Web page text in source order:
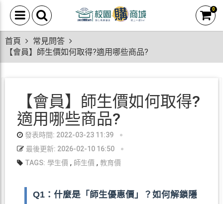
0
首頁
常見問答
【會員】師生價如何取得?適用哪些商品?
【會員】師生價如何取得?
適用哪些商品?
發表時間: 2022-03-23 11:39
最後更新: 2026-02-10 16:50
TAGS: 學生價, 師生價, 教育價
Q1：什麼是「師生優惠價」？如何解鎖隱